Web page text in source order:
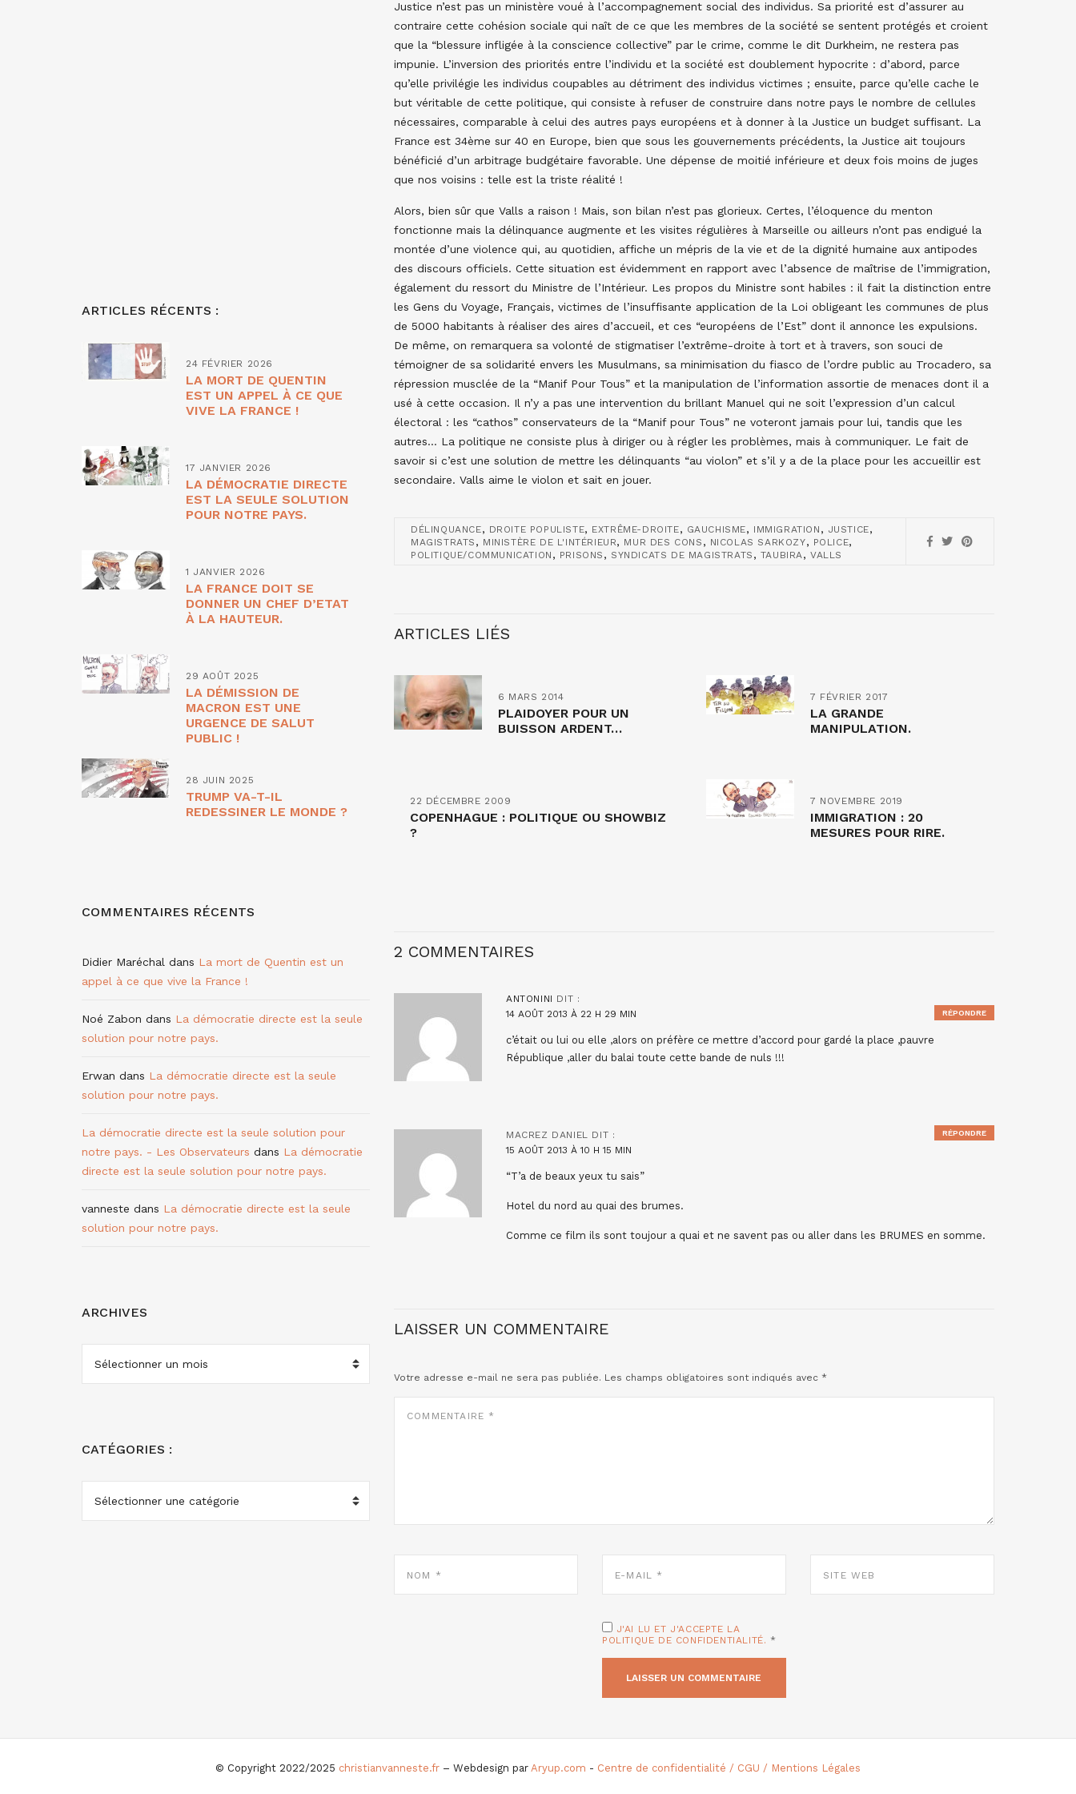
Justice n’est pas un ministère voué à l’accompagnement social des individus. Sa priorité est d’assurer au
contraire cette cohésion sociale qui naît de ce que les membres de la société se sentent protégés et croient
que la “blessure infligée à la conscience collective” par le crime, comme le dit Durkheim, ne restera pas
impunie. L’inversion des priorités entre l’individu et la société est doublement hypocrite : d’abord, parce
qu’elle privilégie les individus coupables au détriment des individus victimes ; ensuite, parce qu’elle cache le
but véritable de cette politique, qui consiste à refuser de construire dans notre pays le nombre de cellules
nécessaires, comparable à celui des autres pays européens et à donner à la Justice un budget suffisant. La
France est 34ème sur 40 en Europe, bien que sous les gouvernements précédents, la Justice ait toujours
bénéficié d’un arbitrage budgétaire favorable. Une dépense de moitié inférieure et deux fois moins de juges
que nos voisins : telle est la triste réalité !
Alors, bien sûr que Valls a raison ! Mais, son bilan n’est pas glorieux. Certes, l’éloquence du menton
fonctionne mais la délinquance augmente et les visites régulières à Marseille ou ailleurs n’ont pas endigué la
montée d’une violence qui, au quotidien, affiche un mépris de la vie et de la dignité humaine aux antipodes
des discours officiels. Cette situation est évidemment en rapport avec l’absence de maîtrise de l’immigration,
également du ressort du Ministre de l’Intérieur. Les propos du Ministre sont habiles : il fait la distinction entre
les Gens du Voyage, Français, victimes de l’insuffisante application de la Loi obligeant les communes de plus
de 5000 habitants à réaliser des aires d’accueil, et ces “européens de l’Est” dont il annonce les expulsions.
De même, on remarquera sa volonté de stigmatiser l’extrême-droite à tort et à travers, son souci de
témoigner de sa solidarité envers les Musulmans, sa minimisation du fiasco de l’ordre public au Trocadero, sa
répression musclée de la “Manif Pour Tous” et la manipulation de l’information assortie de menaces dont il a
usé à cette occasion. Il n’y a pas une intervention du brillant Manuel qui ne soit l’expression d’un calcul
électoral : les “cathos” conservateurs de la “Manif pour Tous” ne voteront jamais pour lui, tandis que les
autres… La politique ne consiste plus à diriger ou à régler les problèmes, mais à communiquer. Le fait de
savoir si c’est une solution de mettre les délinquants “au violon” et s’il y a de la place pour les accueillir est
secondaire. Valls aime le violon et sait en jouer.
DÉLINQUANCE, DROITE POPULISTE, EXTRÊME-DROITE, GAUCHISME, IMMIGRATION , JUSTICE,
MAGISTRATS , MINISTÈRE DE L'INTÉRIEUR, MUR DES CONS , NICOLAS SARKOZY, POLICE,
POLITIQUE/COMMUNICATION , PRISONS , SYNDICATS DE MAGISTRATS , TAUBIRA,VALLS
ARTICLES LIÉS
6 MARS 2014
PLAIDOYER POUR UN
BUISSON ARDENT…
7 FÉVRIER 2017
LA GRANDE
MANIPULATION.
22 DÉCEMBRE 2009
COPENHAGUE : POLITIQUE OU SHOWBIZ
?
7 NOVEMBRE 2019
IMMIGRATION : 20
MESURES POUR RIRE.
2 COMMENTAIRES
ANTONINI DIT :
14 AOÛT 2013 À 22 H 29 MIN
c’était ou lui ou elle ,alors on préfère ce mettre d’accord pour gardé la place ,pauvre
République ,aller du balai toute cette bande de nuls !!!
RÉPONDRE
MACREZ DANIEL DIT :
15 AOÛT 2013 À 10 H 15 MIN
“T’a de beaux yeux tu sais”
Hotel du nord au quai des brumes.
Comme ce film ils sont toujour a quai et ne savent pas ou aller dans les BRUMES en somme.
RÉPONDRE
LAISSER UN COMMENTAIRE
Votre adresse e-mail ne sera pas publiée. Les champs obligatoires sont indiqués avec *
MAIL
WEB
J'AI LU ET J'ACCEPTE LA
POLITIQUE DE CONFIDENTIALITÉ. *
ARTICLES RÉCENTS :
24 FÉVRIER 2026
LA MORT DE QUENTIN
EST UN APPEL À CE QUE
VIVE LA FRANCE !
17 JANVIER 2026
LA DÉMOCRATIE DIRECTE
EST LA SEULE SOLUTION
POUR NOTRE PAYS.
1 JANVIER 2026
LA FRANCE DOIT SE
DONNER UN CHEF D’ETAT
À LA HAUTEUR.
29 AOÛT 2025
LA DÉMISSION DE
MACRON EST UNE
URGENCE DE SALUT
PUBLIC !
28 JUIN 2025
TRUMP VA-T-IL
REDESSINER LE MONDE ?
COMMENTAIRES RÉCENTS
Didier Maréchal dans La mort de Quentin est un
appel à ce que vive la France !
Noé Zabon dans La démocratie directe est la seule
solution pour notre pays.
Erwan dans La démocratie directe est la seule
solution pour notre pays.
La démocratie directe est la seule solution pour
notre pays. - Les Observateurs dans La démocratie
directe est la seule solution pour notre pays.
vanneste dans La démocratie directe est la seule
solution pour notre pays.
ARCHIVES
ARCHIVES
CATÉGORIES :
CATÉGORIES
© Copyright 2022/2025 christianvanneste.fr – Webdesign par Aryup.com - Centre de confidentialité / CGU / Mentions Légales